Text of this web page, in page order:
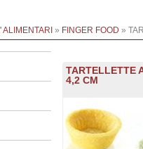
ALIMENTARI » FINGER FOOD »
TARTELLETTE
4,2 CM